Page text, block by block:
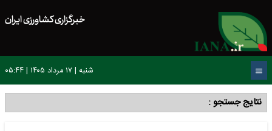
خبرگزاری کشاورزی ایران
شنبه | ۱۷ مرداد ۱۴۰۵ | ۰۵:۴۴
نتایج جستجو :